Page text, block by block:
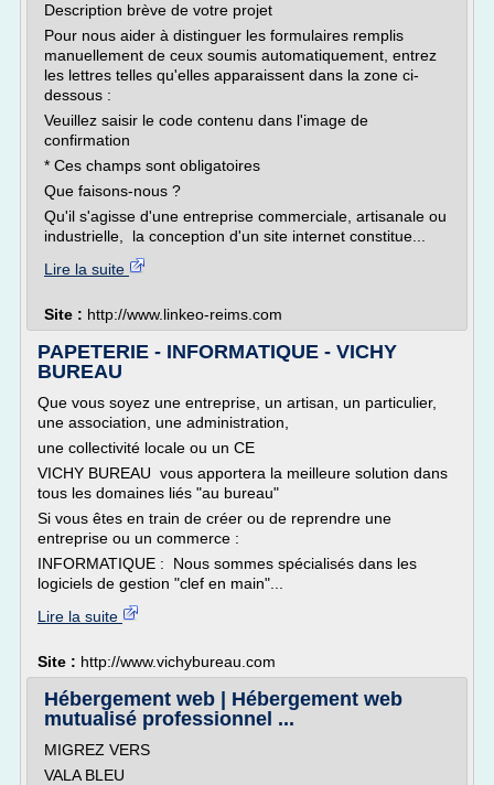
Description brève de votre projet
Pour nous aider à distinguer les formulaires remplis
manuellement de ceux soumis automatiquement, entrez
les lettres telles qu'elles apparaissent dans la zone ci-
dessous :
Veuillez saisir le code contenu dans l'image de
confirmation
* Ces champs sont obligatoires
Que faisons-nous ?
Qu'il s'agisse d'une entreprise commerciale, artisanale ou
industrielle, la conception d'un site internet constitue...
Lire la suite
Site : http://www.linkeo-reims.com
PAPETERIE - INFORMATIQUE - VICHY
BUREAU
Que vous soyez une entreprise, un artisan, un particulier,
une association, une administration,
une collectivité locale ou un CE
VICHY BUREAU vous apportera la meilleure solution dans
tous les domaines liés "au bureau"
Si vous êtes en train de créer ou de reprendre une
entreprise ou un commerce :
INFORMATIQUE : Nous sommes spécialisés dans les
logiciels de gestion "clef en main"...
Lire la suite
Site : http://www.vichybureau.com
Hébergement web | Hébergement web
mutualisé professionnel ...
MIGREZ VERS
VALA BLEU